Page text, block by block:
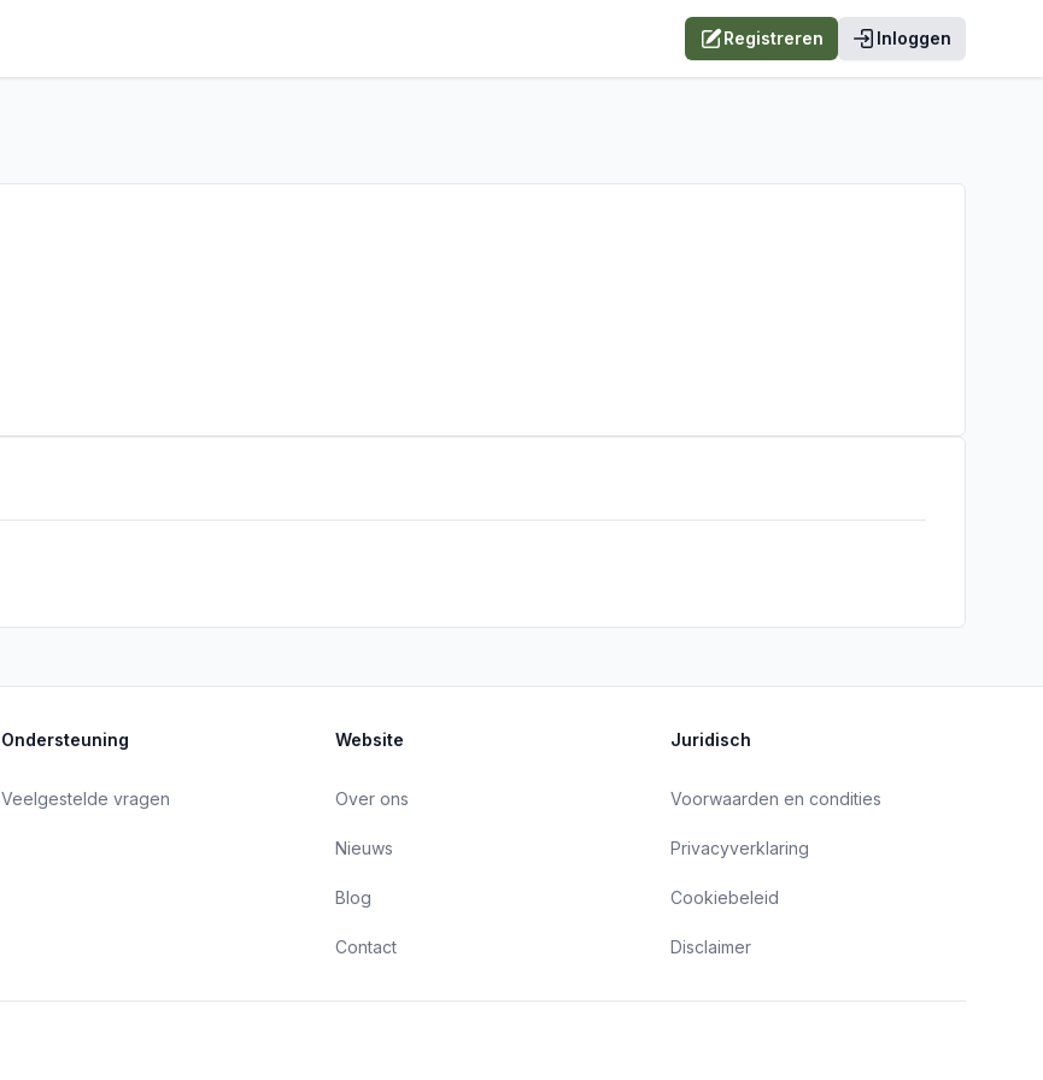
Registreren Inloggen
Ondersteuning
Veelgestelde vragen
Website
Over ons
Nieuws
Blog
Contact
Juridisch
Voorwaarden en condities
Privacyverklaring
Cookiebeleid
Disclaimer